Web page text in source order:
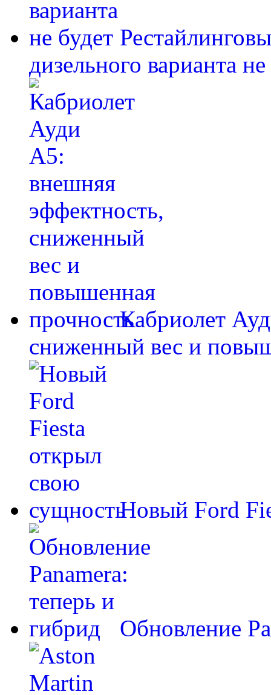
дизельного варианта
Кабриолет
сниженный вес и
Новый Ford
Обновление